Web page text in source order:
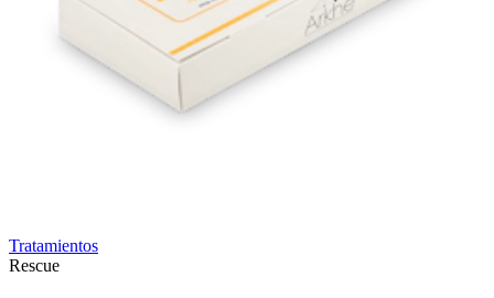
Tratamientos
Rescue